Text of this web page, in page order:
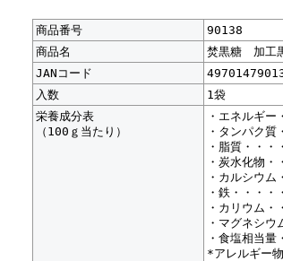
商品番号
90138
商品名
焚黒糖 加工
JANコード
入数
1袋
栄養成分表
（100ｇ当たり）
・エネルギ
・タンパク
・脂質・・
・炭水化物
・カルシウム
・鉄・・・
・カリウム・
・マグネシウ
・食塩相当
*アレルギー